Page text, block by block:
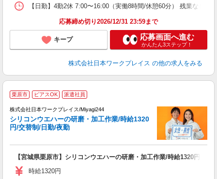
【日勤】4勤2休 7:00〜16:00（実働8時間/休憩60分） 残業なし
応募締め切り2026/12/31 23:59まで
キープ 応募画面へ進む
かんたん3ステップ！
株式会社日本ワークプレイス の他の求人をみる
栗原市 ピアスOK 派遣社員
株式会社日本ワークプレイス/Miyagi244
シリコンウエハーの研磨・加工作業/時給1320
円/交替制/日勤/夜勤
【宮城県栗原市】シリコンウエハーの研磨・加工作業/時給1320円/交
時給1320円